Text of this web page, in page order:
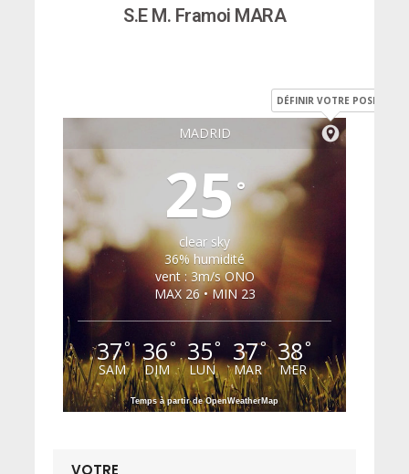
S.E M. Framoi MARA
MADRID
DÉFINIR VOTRE POSITION
25°
clear sky
36% humidité
vent : 3m/s ONO
MAX 26 • MIN 23
37°
SAM
36°
DIM
35°
LUN
37°
MAR
38°
MER
Temps à partir de OpenWeatherMap
VOTRE